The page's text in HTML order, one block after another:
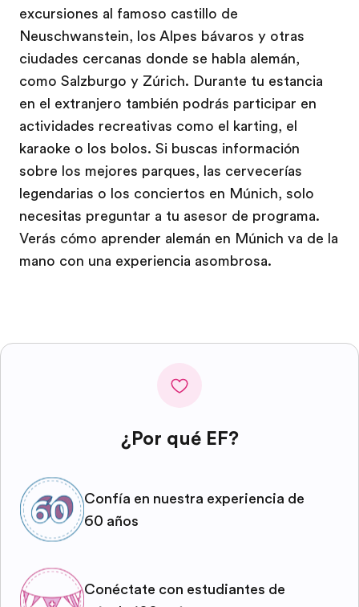
excursiones al famoso castillo de
Neuschwanstein, los Alpes bávaros y otras
ciudades cercanas donde se habla alemán,
como Salzburgo y Zúrich. Durante tu estancia
en el extranjero también podrás participar en
actividades recreativas como el karting, el
karaoke o los bolos. Si buscas información
sobre los mejores parques, las cervecerías
legendarias o los conciertos en Múnich, solo
necesitas preguntar a tu asesor de programa.
Verás cómo aprender alemán en Múnich va de la
mano con una experiencia asombrosa.
¿Por qué EF?
Confía en nuestra experiencia de
60 años
Conéctate con estudiantes de